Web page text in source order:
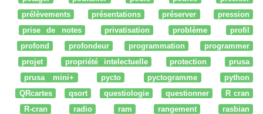
prélèvements
présentations préserver
pression
prise de notes
privatisation problème
profil
profond
profondeur programmation
programmer
projet
propriété intelectuelle protection
prusa
prusa mini+
pycto pyctogramme
python
QRcartes
qsort questiologie questionner
R cran
R-cran
radio ram rangement
rasbian